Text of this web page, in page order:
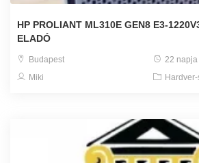
HP PROLIANT ML310E GEN8 E3-
ELADÓ
Budapest
22 napja
Miki